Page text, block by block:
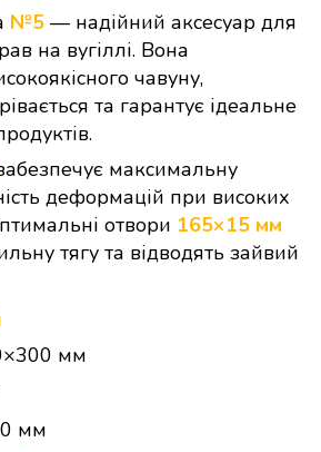
№5 — надійний аксесуар для
на вугіллі. Вона
чавуну,
та гарантує ідеальне
максимальну
деформацій при високих
отвори 165×15 мм
тягу та відводять зайвий
мм
мм